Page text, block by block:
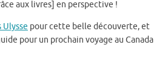
aux livres] en perspective !
Ulysse pour cette belle découverte, et
pour un prochain voyage au Canada